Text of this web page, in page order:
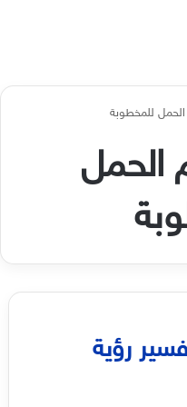
للمخطوبة
الحمل
رؤية